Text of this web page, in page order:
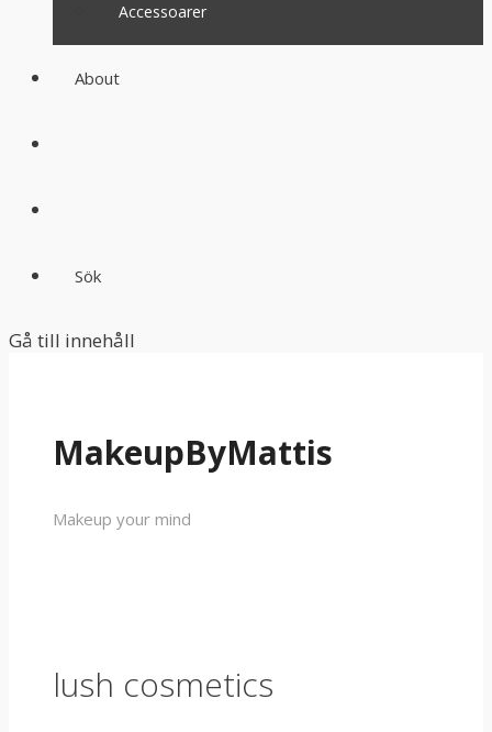
Accessoarer
About
Sök
Gå till innehåll
MakeupByMattis
Makeup your mind
lush cosmetics